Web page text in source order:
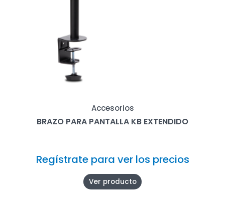
Accesorios
BRAZO PARA PANTALLA KB EXTENDIDO
Regístrate para ver los precios
Ver producto